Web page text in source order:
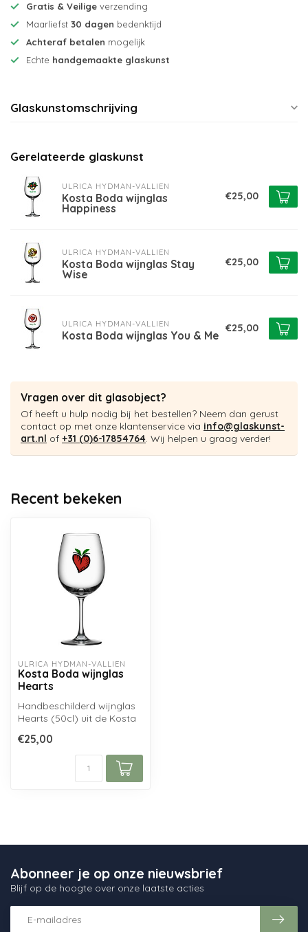
Gratis & Veilige verzending
Maarliefst 30 dagen bedenktijd
Achteraf betalen mogelijk
Echte handgemaakte glaskunst
Glaskunstomschrijving
Gerelateerde glaskunst
ULRICA HYDMAN-VALLIEN
Kosta Boda wijnglas
Happiness
€25,00
ULRICA HYDMAN-VALLIEN
Kosta Boda wijnglas Stay
Wise
€25,00
ULRICA HYDMAN-VALLIEN
Kosta Boda wijnglas You & Me
€25,00
Vragen over dit glasobject?
Of heeft u hulp nodig bij het bestellen? Neem dan gerust
contact op met onze klantenservice via info@glaskunst-
art.nl of +31 (0)6-17854764. Wij helpen u graag verder!
Recent bekeken
ULRICA HYDMAN-VALLIEN
Kosta Boda wijnglas
Hearts
Handbeschilderd wijnglas
Hearts (50cl) uit de Kosta
va...
€25,00
Abonneer je op onze nieuwsbrief
Blijf op de hoogte over onze laatste acties